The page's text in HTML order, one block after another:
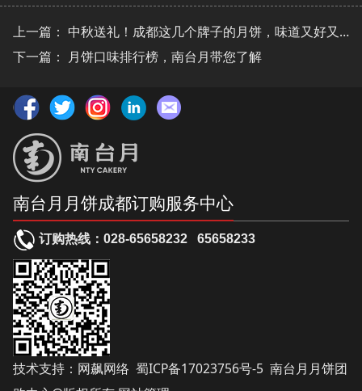
上一篇： 中秋送礼！成都这几个牌子的月饼，味道又好又拿得出手！
下一篇： 月饼口味排行榜，南台月带您了解
南台月月饼成都订购服务中心
订购热线： 028-65658232 65658233
技术支持： 网飙网络 蜀ICP备17023756号-5 南台月月饼团